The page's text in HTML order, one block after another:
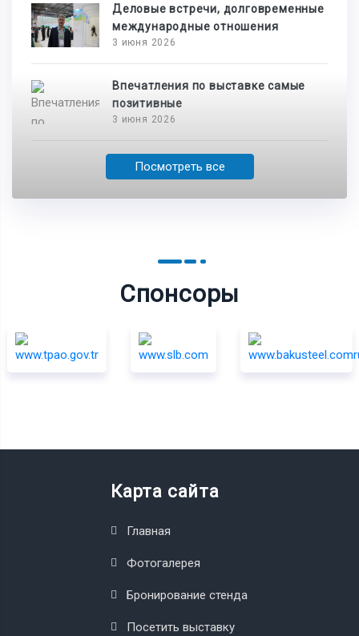
Деловые встречи, долговременные
международные отношения
3 июня 2026
Впечатления по выставке самые
позитивные
3 июня 2026
Посмотреть все
Спонсоры
Карта сайта
Главная
Фотогалерея
Бронирование стенда
Посетить выставку